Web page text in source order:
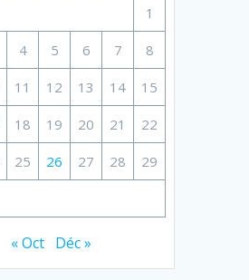
1
4 5 6 7 8
11 12 13 14 15
18 19 20 21 22
25 26 27 28 29
« Oct Déc »